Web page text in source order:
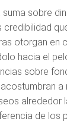
suma sobre
otorgan en
hacia el
sobre
a
alrededor
de los